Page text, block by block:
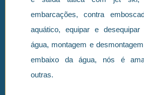
embarcações, contra
aquático, equipar e
água, montagem e
embaixo da água, nós é
outras.